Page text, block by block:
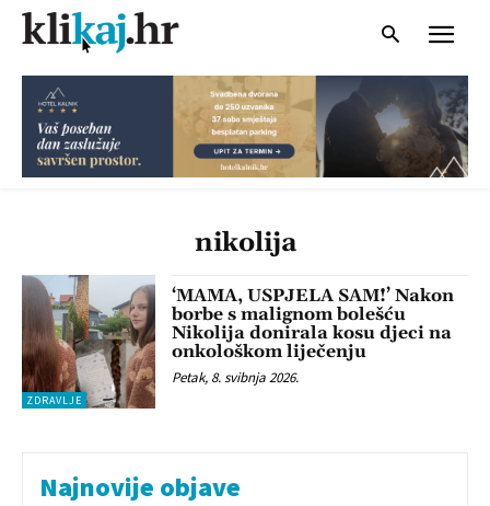
nikolija
ZDRAVLJE
‘MAMA, USPJELA SAM!’ Nakon
borbe s malignom bolešću
Nikolija donirala kosu djeci na
onkološkom liječenju
Petak, 8. svibnja 2026.
Najnovije objave